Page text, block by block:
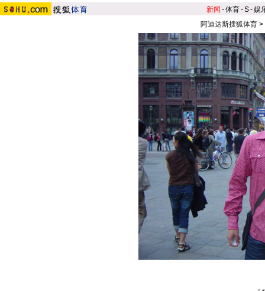
新闻 -体育-S-娱
阿迪达斯搜狐体育>